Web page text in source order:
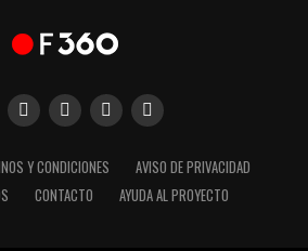
Y CONDICIONES
AVISO DE PRIVACIDAD
CONTACTO AYUDA AL PROYECTO